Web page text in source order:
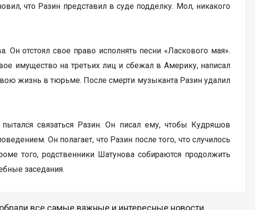
что Разин представил в суде подделку. Мол, никакого
отстоял свое право исполнять песни «Ласкового мая».
имущество на третьих лиц и сбежал в Америку, написал
жизнь в тюрьме. После смерти музыканта Разин удалил
связаться Разин. Он писал ему, чтобы Кудряшов
Он полагает, что Разин после того, что случилось
того, родственники Шатунова собираются продолжить
заседания.
все самые важные и интересные новости